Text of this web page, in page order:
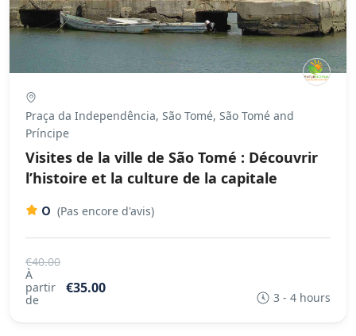
Praça da Independência, São Tomé, São Tomé and
Príncipe
Visites de la ville de São Tomé : Découvrir
l’histoire et la culture de la capitale
0 (Pas encore d'avis)
€40.00
À
partir
de
€35.00
3 - 4 hours